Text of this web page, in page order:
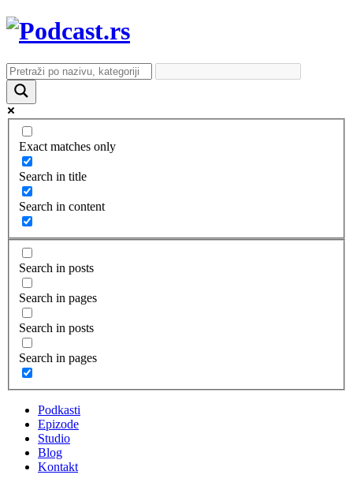
Exact matches only
Search in title
Search in content
Search in posts
Search in pages
Search in posts
Search in pages
Podkasti
Epizode
Studio
Blog
Kontakt